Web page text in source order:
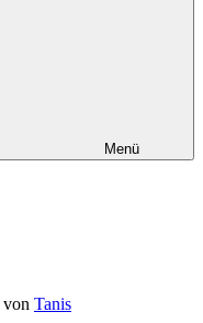
Menü
von Tanis